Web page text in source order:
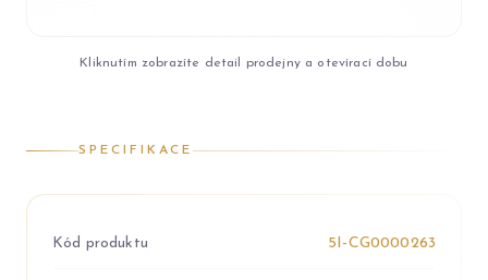
Kliknutím zobrazíte detail prodejny a otevírací dobu
SPECIFIKACE
Kód produktu 5I-CG0000263